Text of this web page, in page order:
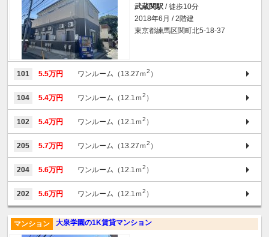
武蔵関駅 / 徒歩10分
2018年6月 / 2階建
東京都練馬区関町北5-18-37
101 5.5万円 ワンルーム（13.27ｍ2 ）
104 5.4万円 ワンルーム（12.1ｍ2 ）
102 5.4万円 ワンルーム（12.1ｍ2 ）
205 5.7万円 ワンルーム（13.27ｍ2 ）
204 5.6万円 ワンルーム（12.1ｍ2 ）
202 5.6万円 ワンルーム（12.1ｍ2 ）
大泉学園の1K賃貸マンション
マンション